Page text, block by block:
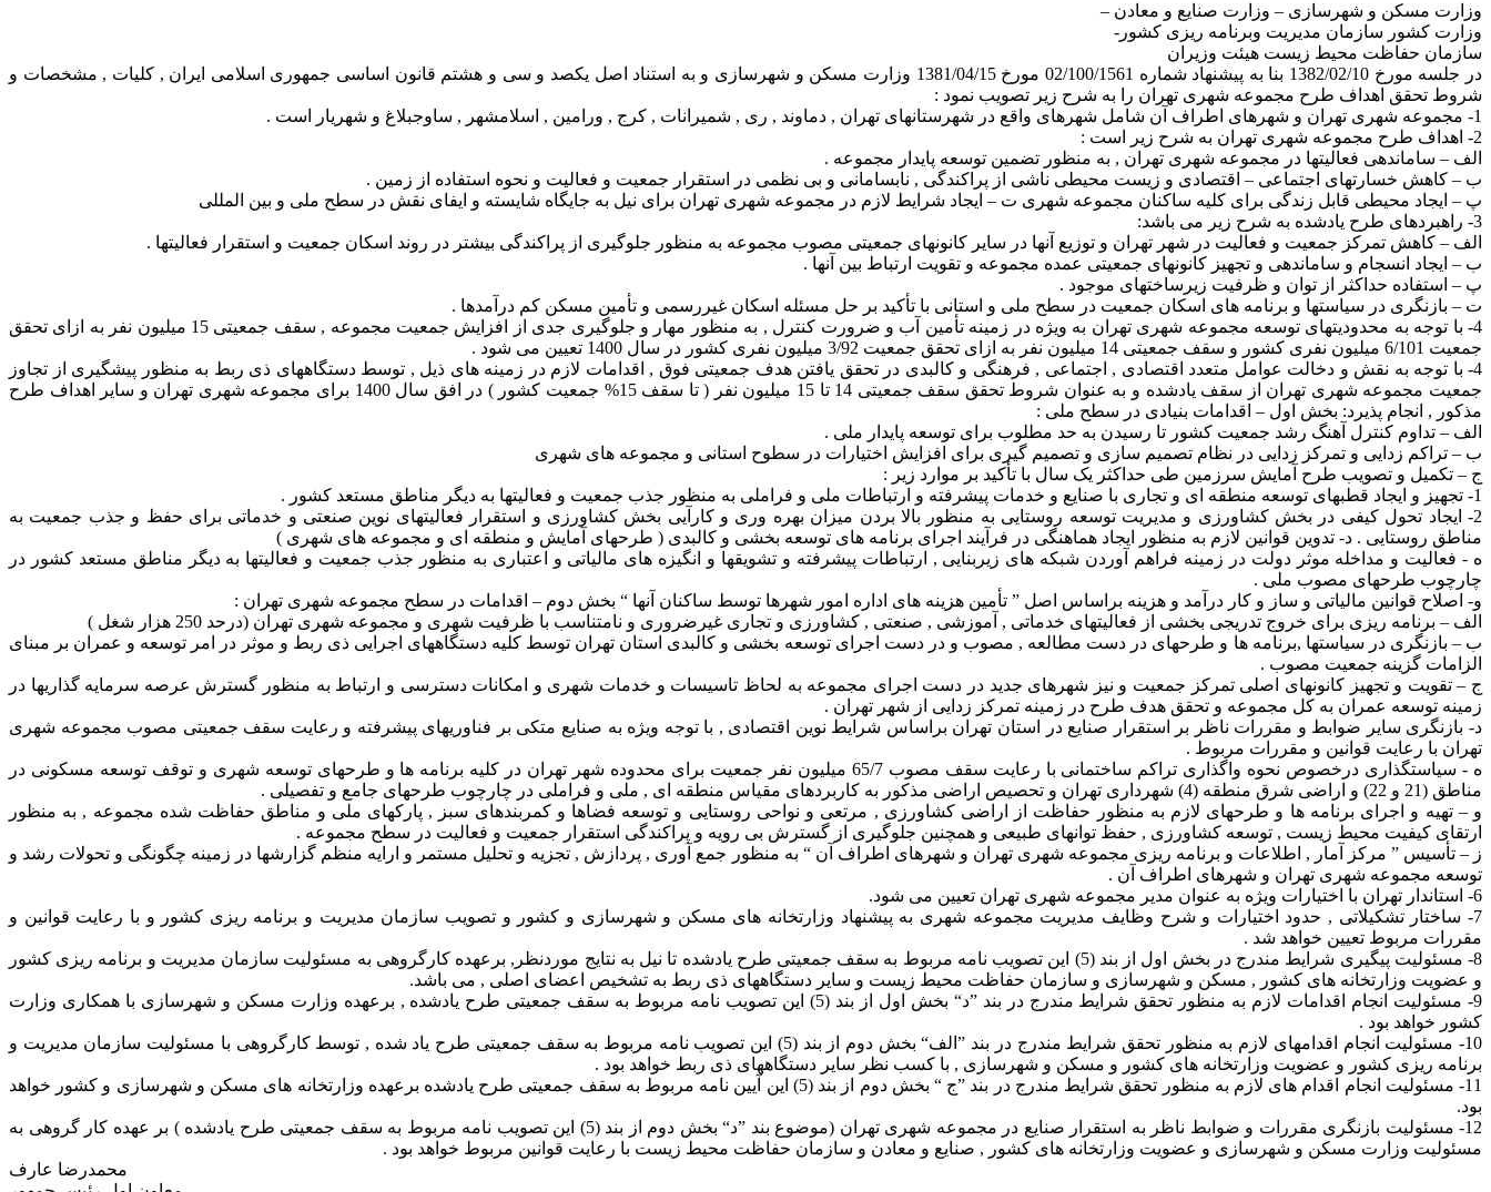
وزارت مسکن و شهرسازی – وزارت صنایع و معادن –
وزارت کشور سازمان مدیریت وبرنامه ریزی کشور-
سازمان حفاظت محیط زیست هیئت وزیران
در جلسه مورخ 1382/02/10 بنا به پیشنهاد شماره 02/100/1561 مورخ 1381/04/15 وزارت مسکن و شهرسازی و به استناد اصل یکصد و سی و هشتم قانون اساسی جمهوری اسلامی ایران , کلیات , مشخصات و
شروط تحقق اهداف طرح مجموعه شهری تهران را به شرح زیر تصویب نمود :
1- مجموعه شهری تهران و شهرهای اطراف آن شامل شهرهای واقع در شهرستانهای تهران , دماوند , ری , شمیرانات , کرج , ورامین , اسلامشهر , ساوجبلاغ و شهریار است .
2- اهداف طرح مجموعه شهری تهران به شرح زیر است :
الف – ساماندهی فعالیتها در مجموعه شهری تهران , به منظور تضمین توسعه پایدار مجموعه .
ب – کاهش خسارتهای اجتماعی – اقتصادی و زیست محیطی ناشی از پراکندگی , نابسامانی و بی نظمی در استقرار جمعیت و فعالیت و نحوه استفاده از زمین .
پ – ایجاد محیطی قابل زندگی برای کلیه ساکنان مجموعه شهری ت – ایجاد شرایط لازم در مجموعه شهری تهران برای نیل به جایگاه شایسته و ایفای نقش در سطح ملی و بین المللی
3- راهبردهای طرح یادشده به شرح زیر می باشد:
الف – کاهش تمرکز جمعیت و فعالیت در شهر تهران و توزیع آنها در سایر کانونهای جمعیتی مصوب مجموعه به منظور جلوگیری از پراکندگی بیشتر در روند اسکان جمعیت و استقرار فعالیتها .
ب – ایجاد انسجام و ساماندهی و تجهیز کانونهای جمعیتی عمده مجموعه و تقویت ارتباط بین آنها .
پ – استفاده حداکثر از توان و ظرفیت زیرساختهای موجود .
ت – بازنگری در سیاستها و برنامه های اسکان جمعیت در سطح ملی و استانی با تأکید بر حل مسئله اسکان غیررسمی و تأمین مسکن کم درآمدها .
4- با توجه به محدودیتهای توسعه مجموعه شهری تهران به ویژه در زمینه تأمین آب و ضرورت کنترل , به منظور مهار و جلوگیری جدی از افزایش جمعیت مجموعه , سقف جمعیتی 15 میلیون نفر به ازای تحقق
جمعیت 6/101 میلیون نفری کشور و سقف جمعیتی 14 میلیون نفر به ازای تحقق جمعیت 3/92 میلیون نفری کشور در سال 1400 تعیین می شود .
4- با توجه به نقش و دخالت عوامل متعدد اقتصادی , اجتماعی , فرهنگی و کالبدی در تحقق یافتن هدف جمعیتی فوق , اقدامات لازم در زمینه های ذیل , توسط دستگاههای ذی ربط به منظور پیشگیری از تجاوز
جمعیت مجموعه شهری تهران از سقف یادشده و به عنوان شروط تحقق سقف جمعیتی 14 تا 15 میلیون نفر ( تا سقف 15% جمعیت کشور ) در افق سال 1400 برای مجموعه شهری تهران و سایر اهداف طرح
مذکور , انجام پذیرد: بخش اول – اقدامات بنیادی در سطح ملی :
الف – تداوم کنترل آهنگ رشد جمعیت کشور تا رسیدن به حد مطلوب برای توسعه پایدار ملی .
ب – تراکم زدایی و تمرکز زدایی در نظام تصمیم سازی و تصمیم گیری برای افزایش اختیارات در سطوح استانی و مجموعه های شهری
ج – تکمیل و تصویب طرح آمایش سرزمین طی حداکثر یک سال با تأکید بر موارد زیر :
1- تجهیز و ایجاد قطبهای توسعه منطقه ای و تجاری با صنایع و خدمات پیشرفته و ارتباطات ملی و فراملی به منظور جذب جمعیت و فعالیتها به دیگر مناطق مستعد کشور .
2- ایجاد تحول کیفی در بخش کشاورزی و مدیریت توسعه روستایی به منظور بالا بردن میزان بهره وری و کارآیی بخش کشاورزی و استقرار فعالیتهای نوین صنعتی و خدماتی برای حفظ و جذب جمعیت به
مناطق روستایی . د- تدوین قوانین لازم به منظور ایجاد هماهنگی در فرآیند اجرای برنامه های توسعه بخشی و کالبدی ( طرحهای آمایش و منطقه ای و مجموعه های شهری )
ه - فعالیت و مداخله موثر دولت در زمینه فراهم آوردن شبکه های زیربنایی , ارتباطات پیشرفته و تشویقها و انگیزه های مالیاتی و اعتباری به منظور جذب جمعیت و فعالیتها به دیگر مناطق مستعد کشور در
چارچوب طرحهای مصوب ملی .
و- اصلاح قوانین مالیاتی و ساز و کار درآمد و هزینه براساس اصل ” تأمین هزینه های اداره امور شهرها توسط ساکنان آنها “ بخش دوم – اقدامات در سطح مجموعه شهری تهران :
الف – برنامه ریزی برای خروج تدریجی بخشی از فعالیتهای خدماتی , آموزشی , صنعتی , کشاورزی و تجاری غیرضروری و نامتناسب با ظرفیت شهری و مجموعه شهری تهران (درحد 250 هزار شغل )
ب – بازنگری در سیاستها ,‌برنامه ها و طرحهای در دست مطالعه , مصوب و در دست اجرای توسعه بخشی و کالبدی استان تهران توسط کلیه دستگاههای اجرایی ذی ربط و موثر در امر توسعه و عمران بر مبنای
الزامات گزینه جمعیت مصوب .
ج – تقویت و تجهیز کانونهای اصلی تمرکز جمعیت و نیز شهرهای جدید در دست اجرای مجموعه به لحاظ تاسیسات و خدمات شهری و امکانات دسترسی و ارتباط به منظور گسترش عرصه سرمایه گذاریها در
زمینه توسعه عمران به کل مجموعه و تحقق هدف طرح در زمینه تمرکز زدایی از شهر تهران .
د- بازنگری سایر ضوابط و مقررات ناظر بر استقرار صنایع در استان تهران براساس شرایط نوین اقتصادی , با توجه ویژه به صنایع متکی بر فناوریهای پیشرفته و رعایت سقف جمعیتی مصوب مجموعه شهری
تهران با رعایت قوانین و مقررات مربوط .
ه - سیاستگذاری درخصوص نحوه واگذاری تراکم ساختمانی با رعایت سقف مصوب 65/7 میلیون نفر جمعیت برای محدوده شهر تهران در کلیه برنامه ها و طرحهای توسعه شهری و توقف توسعه مسکونی در
مناطق (21 و 22) و اراضی شرق منطقه (4) شهرداری تهران و تحصیص اراضی مذکور به کاربردهای مقیاس منطقه ای , ملی و فراملی در چارچوب طرحهای جامع و تفصیلی .
و – تهیه و اجرای برنامه ها و طرحهای لازم به منظور حفاظت از اراضی کشاورزی , مرتعی و نواحی روستایی و توسعه فضاها و کمربندهای سبز , پارکهای ملی و مناطق حفاظت شده مجموعه , به منظور
ارتقای کیفیت محیط زیست , توسعه کشاورزی , حفظ توانهای طبیعی و همچنین جلوگیری از گسترش بی رویه و پراکندگی استقرار جمعیت و فعالیت در سطح مجموعه .
ز – تأسیس ” مرکز آمار , اطلاعات و برنامه ریزی مجموعه شهری تهران و شهرهای اطراف آن “ به منظور جمع آوری , پردازش , تجزیه و تحلیل مستمر و ارایه منظم گزارشها در زمینه چگونگی و تحولات رشد و
توسعه مجموعه شهری تهران و شهرهای اطراف آن .
6- استاندار تهران با اختیارات ویژه به عنوان مدیر مجموعه شهری تهران تعیین می شود.
7- ساختار تشکیلاتی , حدود اختیارات و شرح وظایف مدیریت مجموعه شهری به پیشنهاد وزارتخانه های مسکن و شهرسازی و کشور و تصویب سازمان مدیریت و برنامه ریزی کشور و با رعایت قوانین و
مقررات مربوط تعیین خواهد شد .
8- مسئولیت پیگیری شرایط مندرج در بخش اول از بند (5) این تصویب نامه مربوط به سقف جمعیتی طرح یادشده تا نیل به نتایج موردنظر, برعهده کارگروهی به مسئولیت سازمان مدیریت و برنامه ریزی کشور
و عضویت وزارتخانه های کشور , مسکن و شهرسازی و سازمان حفاظت محیط زیست و سایر دستگاههای ذی ربط به تشخیص اعضای اصلی , می باشد.
9- مسئولیت انجام اقدامات لازم به منظور تحقق شرایط مندرج در بند ”د“ بخش اول از بند (5) این تصویب نامه مربوط به سقف جمعیتی طرح یادشده , برعهده وزارت مسکن و شهرسازی با همکاری وزارت
کشور خواهد بود .
10- مسئولیت انجام اقدامهای لازم به منظور تحقق شرایط مندرج در بند ”الف“ بخش دوم از بند (5) این تصویب نامه مربوط به سقف جمعیتی طرح یاد شده , توسط کارگروهی با مسئولیت سازمان مدیریت و
برنامه ریزی کشور و عضویت وزارتخانه های کشور و مسکن و شهرسازی , با کسب نظر سایر دستگاههای ذی ربط خواهد بود .
11- مسئولیت انجام اقدام های لازم به منظور تحقق شرایط مندرج در بند ”ج “ بخش دوم از بند (5) این آیین نامه مربوط به سقف جمعیتی طرح یادشده برعهده وزارتخانه های مسکن و شهرسازی و کشور خواهد
بود.
12- مسئولیت بازنگری مقررات و ضوابط ناظر به استقرار صنایع در مجموعه شهری تهران (موضوع بند ”د“ بخش دوم از بند (5) این تصویب نامه مربوط به سقف جمعیتی طرح یادشده ) بر عهده کار گروهی به
مسئولیت وزارت مسکن و شهرسازی و عضویت وزارتخانه های کشور , صنایع و معادن و سازمان حفاظت محیط زیست با رعایت قوانین مربوط خواهد بود .
محمدرضا عارف